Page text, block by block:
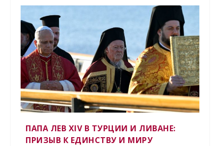
ПАПА ЛЕВ XIV В ТУРЦИИ И ЛИВАНЕ:
ПРИЗЫВ К ЕДИНСТВУ И МИРУ